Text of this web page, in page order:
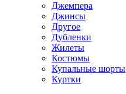
Джемпера
Джинсы
Другое
Дубленки
Жилеты
Костюмы
Купальные шорты
Куртки